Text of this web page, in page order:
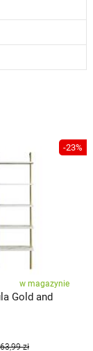
-23%
w magazynie
Gold and
zł